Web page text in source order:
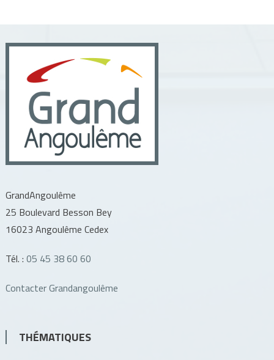
GrandAngoulême
25 Boulevard Besson Bey
16023 Angoulême Cedex
Tél. : 05 45 38 60 60
Contacter Grandangoulême
THÉMATIQUES